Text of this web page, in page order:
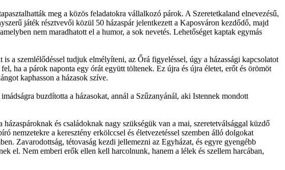
meg a közös feladatokra vállalkozó párok. A Szeretetkaland elnevezésű,
játék résztvevői közül 50 házaspár jelentkezett a Kaposváron kezdődő, majd
nem maradhatott el a humor, a sok nevetés. Lehetőséget kaptak egymás
a szemlélődéssel tudjuk elmélyíteni, az Őrá figyeléssel, úgy a házassági kapcsolatot
ha a párok naponta egy órát együtt töltenek. Ez újra és újra életet, erőt és örömöt
kaphasson a házasok szíve.
buzdította a házasokat, annál a Szűzanyánál, aki Istennek mondott
és családoknak nagy szükségük van a mai, szeretetválsággal küzdő
nemzetekre a keresztény erkölccsel és életvezetéssel szemben álló dolgokat
Zavarodottság, tétovaság kezdi jellemezni az Egyházat, és egyre gyengébb
el. Nem emberi erők ellen kell harcolnunk, hanem a lélek és szellem harcában,